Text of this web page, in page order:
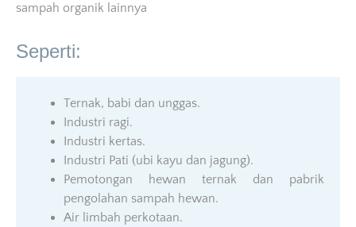
sampah organik lainnya
Seperti:
Ternak, babi dan unggas.
Industri ragi.
Industri kertas.
Industri Pati (ubi kayu dan jagung).
Pemotongan hewan ternak dan pabrik
pengolahan sampah hewan.
Air limbah perkotaan.